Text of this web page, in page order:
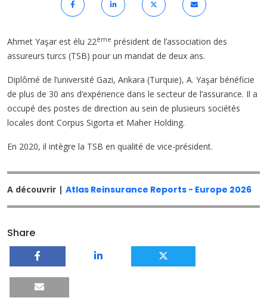
Ahmet Yaşar est élu 22ème président de l’association des
assureurs turcs (TSB) pour un mandat de deux ans.
Diplômé de l’université Gazi, Ankara (Turquie), A. Yaşar bénéficie
de plus de 30 ans d’expérience dans le secteur de l’assurance. Il a
occupé des postes de direction au sein de plusieurs sociétés
locales dont Corpus Sigorta et Maher Holding.
En 2020, il intègre la TSB en qualité de vice-président.
A découvrir | Atlas Reinsurance Reports - Europe 2026
Share